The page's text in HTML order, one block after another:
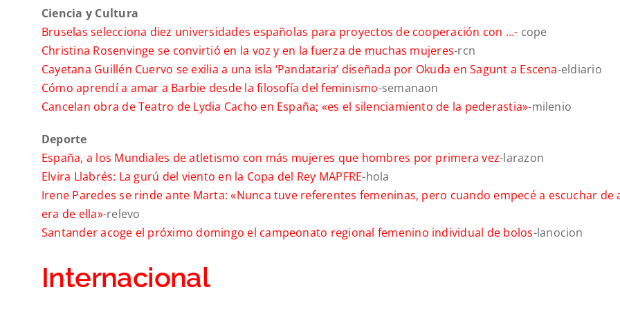
Ciencia y Cultura
Bruselas selecciona diez universidades españolas para proyectos de cooperación con …- cope
Christina Rosenvinge se convirtió en la voz y en la fuerza de muchas mujeres-rcn
Cayetana Guillén Cuervo se exilia a una isla ‘Pandataria’ diseñada por Okuda en Sagunt a Escena-eldiario
Cómo aprendí a amar a Barbie desde la filosofía del feminismo-semanaon
Cancelan obra de Teatro de Lydia Cacho en España; «es el silenciamiento de la pederastia»-milenio
Deporte
España, a los Mundiales de atletismo con más mujeres que hombres por primera vez-larazon
Elvira Llabrés: La gurú del viento en la Copa del Rey MAPFRE-hola
Irene Paredes se rinde ante Marta: «Nunca tuve referentes femeninas, pero cuando empecé a escuchar de
era de ella»-relevo
Santander acoge el próximo domingo el campeonato regional femenino individual de bolos-lanocion
Internacional